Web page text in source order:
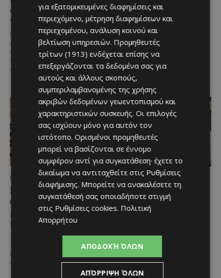
από μια μέρα στην
παραλία
@menoumekypro Καλοκαίρι στη
Λεμεσό σημαίνει θάλασσα,
δράση και… αδρεναλίνη!
Jet
ski, parasailing, SUP, καγιάκ,
wakeboard,...
να υποδεχθεί το κοινό
Μια αγαπημένη καλοκαιρινή
επιλογή στην ορεινή Κύπρο
επιστρέφει ανανεωμένη. Η
υπαίθρια πισίνα στον Άγιο
Ιωάννη Πιτσιλιάς ολοκλήρωσε
τις...
ΜΈΝΟΥΜΕ ΕΝΗΜΕΡΩΜΈΝΟΙ
Η Arla Protein
συνεχίζει να καινοτομεί
με το Arla Protein Food
to Go.
Το πλήρες γεύμα που ακολουθεί
τον ρυθμό της σύγχρονης ζωής.
Οι σύγχρονοι ρυθμοί της ζωής
αλλάζουν τον τρόπο που...
ΜΈΝΟΥΜΕ ΕΝΗΜΕΡΩΜΈΝΟΙ
Νέος Γενικός Διευθυντής
του Hilton Nicosia ο
Ilio Rodoni
στο Hilton Nicosia αναλαμβάνει ο
Ilio Rodoni, παίρνοντας τη
Στυλιανού,...
για εξατομικευμένες διαφημίσεις και
περιεχόμενο, μέτρηση διαφημίσεων και
περιεχομένου, ανάλυση κοινού και
βελτίωση υπηρεσιών. Προμηθευτές
τρίτων (1913) ενδέχεται επίσης να
επεξεργάζονται τα δεδομένα σας για
αυτούς και άλλους σκοπούς,
συμπεριλαμβανομένης της χρήσης
ακριβών δεδομένων γεωεντοπισμού και
χαρακτηριστικών συσκευής. Οι επιλογές
σας ισχύουν μόνο για αυτόν τον
ιστότοπο. Ορισμένοι προμηθευτές
μπορεί να βασίζονται σε έννομο
συμφέρον αντί για συγκατάθεση· έχετε το
δικαίωμα να αντιταχθείτε στις Ρυθμίσεις
διαφήμισης. Μπορείτε να ανακαλέσετε τη
συγκατάθεσή σας οποιαδήποτε στιγμή
στις Ρυθμίσεις cookies. Πολιτική
Απορρήτου
ΑΠΟΔΟΧΉ ΌΛΩΝ
ΑΠΌΡΡΙΨΗ ΌΛΩΝ